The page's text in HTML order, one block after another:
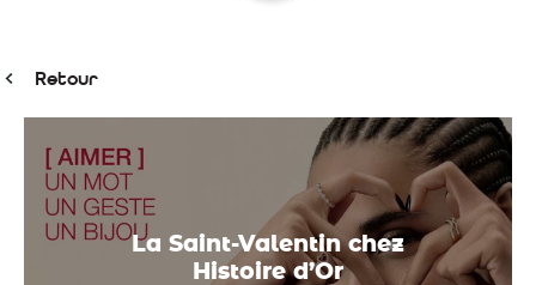
Retour
La Saint-Valentin chez
Histoire d’Or